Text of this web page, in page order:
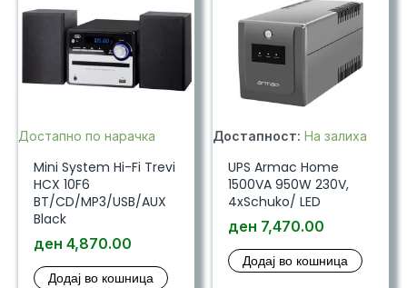
Достапно по нарачка
Mini System Hi-Fi Trevi
HCX 10F6
BT/CD/MP3/USB/AUX
Black
ден 4,870.00
Додај во кошница
Достапност: На залиха
UPS Armac Home
1500VA 950W 230V,
4xSchuko/ LED
ден 7,470.00
Додај во кошница